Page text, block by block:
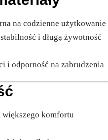
na codzienne użytkowanie
i długą żywotność
i odporność na zabrudzenia
większego komfortu